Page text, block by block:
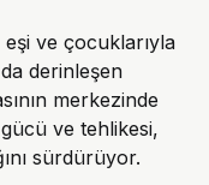
eşi ve çocuklarıyla
derinleşen
merkezinde
gücü ve tehlikesi,
sürdürüyor.